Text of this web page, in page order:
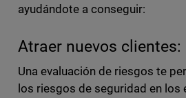
ayudándote a conseguir:
Atraer nuevos clientes:
Una evaluación de riesgos te
los riesgos de seguridad en los